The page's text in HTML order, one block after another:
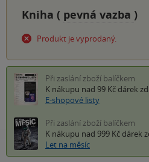
Kniha ( pevná vazba )
Produkt je vyprodaný.
Při zaslání zboží balíčkem
K nákupu nad 99 Kč dárek
E-shopové listy
Při zaslání zboží balíčkem
K nákupu nad 999 Kč dárek
Let na měsíc